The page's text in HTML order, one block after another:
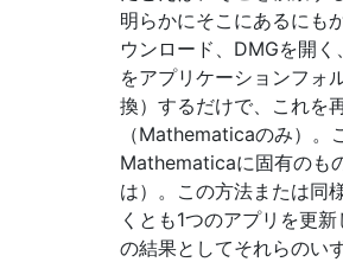
明らかにそこにあるにも
ウンロード、DMGを開
をアプリケーションフォ
換）するだけで、これを
（Mathematicaのみ）。
Mathematicaに固有のも
は）。この方法または同
くとも1つのアプリを更
の結果としてそれらのい